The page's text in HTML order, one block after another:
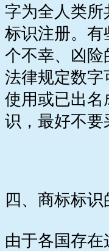
字为全人类
标识注册。有
个不幸、凶
法律规定数
使用或已出
识，最好不要
四、商标标
由于各国存